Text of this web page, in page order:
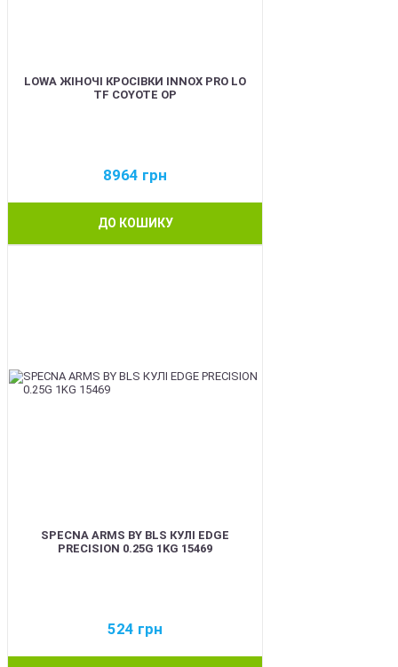
LOWA ЖІНОЧІ КРОСІВКИ INNOX PRO LO
TF COYOTE OP
8964 грн
ДО КОШИКУ
SPECNA ARMS BY BLS КУЛІ EDGE
PRECISION 0.25G 1KG 15469
524 грн